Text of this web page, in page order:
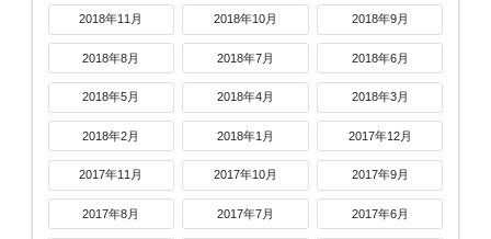
2018年11月 2018年10月 2018年9月
2018年8月 2018年7月 2018年6月
2018年5月 2018年4月 2018年3月
2018年2月 2018年1月 2017年12月
2017年11月 2017年10月 2017年9月
2017年8月 2017年7月 2017年6月